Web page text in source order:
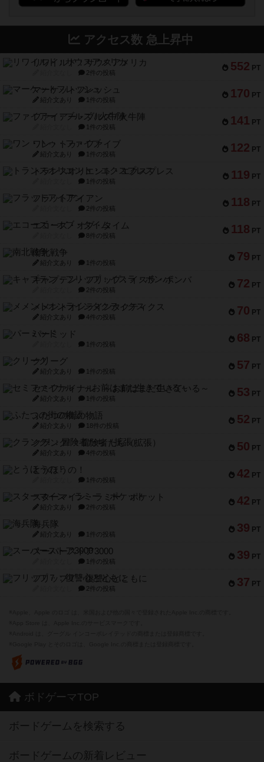
アクセス数 急上昇中
552 PT
リワイルド：サウスアメリカ
2件の投稿
170 PT
マーケットフレッシュ
紹介文あり 1件の投稿
141 PT
ファイアー・ブルズ / 火牛陣
1件の投稿
122 PT
ワン・トゥ・ファイブ
紹介文あり 1件の投稿
119 PT
トランスオリエント・エクスプレス
1件の投稿
118 PT
フラットアイアン
2件の投稿
118 PT
エコーズ・オブ・タイム
8件の投稿
79 PT
南北戦争
紹介文あり 1件の投稿
72 PT
キャプテン・フリップ：イスラ・ボンバ
2件の投稿
70 PT
メメントオンラインタクティクス
紹介文あり 4件の投稿
68 PT
パーミッド
1件の投稿
57 PT
クリーグ
紹介文あり 1件の投稿
53 PT
セミファイナル ～お前はまだ生きている～
紹介文あり 1件の投稿
52 PT
ふたつの街の物語
紹介文あり 18件の投稿
50 PT
クランク! ：冒険者たち（拡張）
紹介文あり 4件の投稿
42 PT
とうほうの！
1件の投稿
42 PT
スターマイン・ラミー ポケット
紹介文あり 2件の投稿
39 PT
海兵隊
紹介文あり 1件の投稿
39 PT
スーパーストア3000
1件の投稿
37 PT
フリップ７：復讐心とともに
2件の投稿
ボドゲーマTOP
ボードゲームを検索する
ボードゲームの新着レビュー